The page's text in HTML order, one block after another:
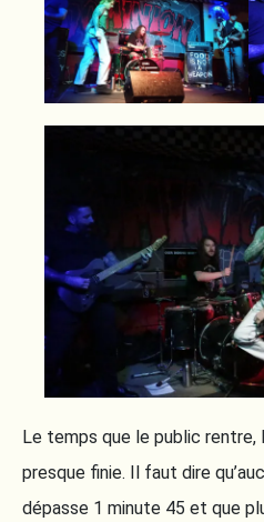
Le temps que le public rentre,
presque finie. Il faut dire
dépasse 1 minute 45 et que